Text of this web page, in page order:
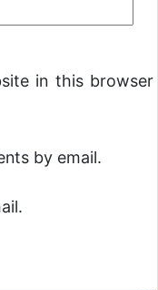
in this browser
by email.